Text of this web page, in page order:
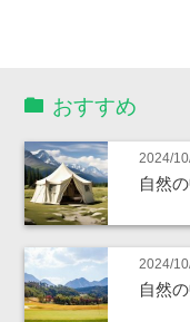
おすすめ
2024/
自然
2024/
自然